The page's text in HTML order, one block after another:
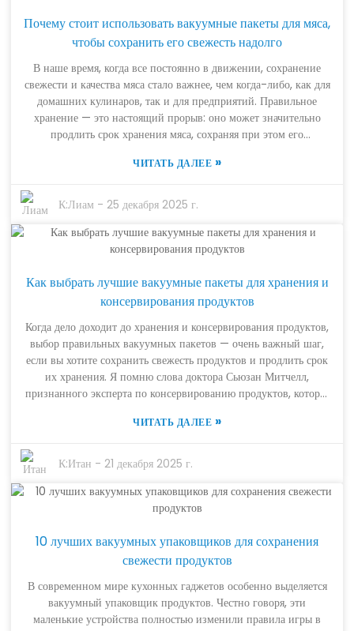
эксперт в области технологий упаковки продуктов питания,
отмечает, что вакуумные пакеты для камерной запайки очень
срока годности. Его совет? Очень важно понимать различные
типы вакуумной упаковки, поскольку каждый из них может
существенно повлиять на эффективность вакуумной
герметизации и срок хранения продуктов. Рассматривая
лучшие пакеты для вакуумной упаковки продуктов в 2025
году, я надеюсь, что это руководство поможет вам лучше
понять, что выбрать, чтобы правильно и без проблем хранить
Почему стоит использовать вакуумные пакеты для мяса,
чтобы сохранить его свежесть надолго
В наше время, когда все постоянно в движении, сохранение
свежести и качества мяса стало важнее, чем когда-либо, как для
домашних кулинаров, так и для предприятий. Правильное
хранение — это настоящий прорыв: оно может значительно
продлить срок хранения мяса, сохраняя при этом его
эффективных инструментов для этого? Вакуумные пакеты для
герметичное уплотнение вокруг мяса, что препятствует
размножению бактерий и предотвращает обмораживание.
Честно говоря, они значительно упрощают жизнь. Но дело не
только в сохранении свежести мяса. Вакуумные пакеты также
лишнего воздуха и влаги, они помогают более эффективно
хранить мясо и уменьшают вероятность порчи. Кроме того,
планировать блюда заранее — никаких догадок, и у вас всегда
будут свежие ингредиенты под рукой, когда у вас мало
времени. В следующих разделах мы рассмотрим все способы,
которыми вакуумные пакеты для мяса могут полностью
изменить ваш способ хранения продуктов. Они помогут вам
сэкономить деньги, сократить количество отходов и — будем
честны — сделать приготовление пищи намного приятнее и
ЧИТАТЬ ДАЛЕЕ »
К:Лиам - 25 декабря 2025 г.
Как выбрать лучшие вакуумные пакеты для хранения и
консервирования продуктов
Когда дело доходит до хранения и консервирования продуктов,
выбор правильных вакуумных пакетов — очень важный шаг,
если вы хотите сохранить свежесть продуктов и продлить срок
их хранения. Я помню слова доктора Сьюзан Митчелл,
признанного эксперта по консервированию продуктов, которая
существенно повлиять на сохранение качества и вкуса ваших
различных характеристик и преимуществ разных вакуумных
пакетов крайне важно, если вы всерьез настроены максимально
эффективно использовать свои методы хранения. Сегодня
существует так много вариантов, что выбрать лучшие
сложно. Такие факторы, как прочность материала,
совместимость с вашим вакуумным упаковщиком и размер
продуктов. Поэтому действительно стоит уделить время
обдумыванию этих факторов. Это поможет вам получить
максимальную выгоду — сэкономить деньги и одновременно
ЧИТАТЬ ДАЛЕЕ »
К:Итан - 21 декабря 2025 г.
10 лучших вакуумных упаковщиков для сохранения
свежести продуктов
В современном мире кухонных гаджетов особенно выделяется
вакуумный упаковщик продуктов. Честно говоря, эти
маленькие устройства полностью изменили правила игры в